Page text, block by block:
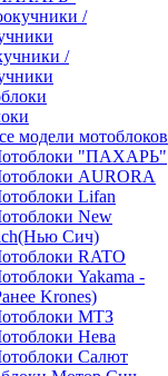
/
модели мотоблоков
"ПАХАРЬ"
AURORA
Lifan
New
Сич)
RATO
Yakama -
Krones)
МТЗ
Нева
Салют